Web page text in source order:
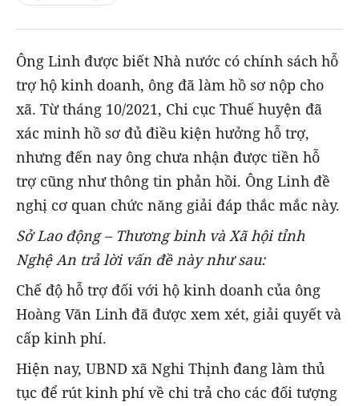
Ông Linh được biết Nhà nước có chính sách hỗ
trợ hộ kinh doanh, ông đã làm hồ sơ nộp cho
xã. Từ tháng 10/2021, Chi cục Thuế huyện đã
xác minh hồ sơ đủ điều kiện hưởng hỗ trợ,
nhưng đến nay ông chưa nhận được tiền hỗ
trợ cũng như thông tin phản hồi. Ông Linh đề
nghị cơ quan chức năng giải đáp thắc mắc này.
Sở Lao động – Thương binh và Xã hội tỉnh
Nghệ An trả lời vấn đề này như sau:
Chế độ hỗ trợ đối với hộ kinh doanh của ông
Hoàng Văn Linh đã được xem xét, giải quyết và
cấp kinh phí.
Hiện nay, UBND xã Nghi Thịnh đang làm thủ
tục để rút kinh phí về chi trả cho các đối tượng